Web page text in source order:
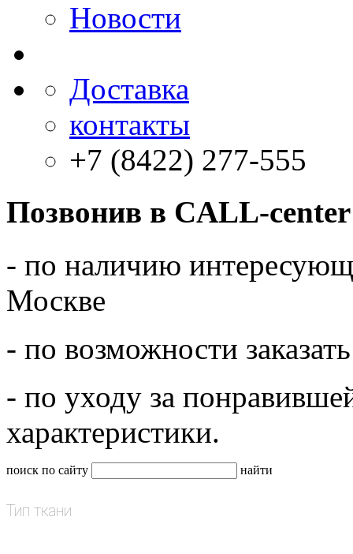
Новости
Доставка
контакты
+7 (8422) 277-555
Позвонив в CALL-
- по наличию
Москве
- по возможности
- по уходу за
характеристики.
поиск по сайту найти
Тип ткани